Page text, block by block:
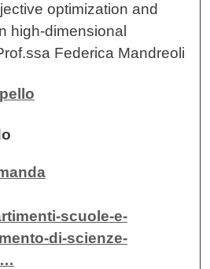
optimization and
high-dimensional
Federica Mandreoli
scuole-e-
di-scienze-